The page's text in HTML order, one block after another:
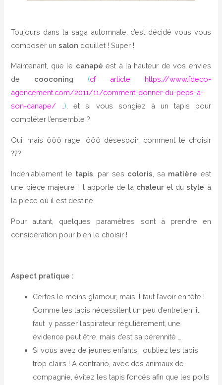
Toujours dans la saga automnale, c’est décidé vous vous
composer unsalon douillet ! Super !
Maintenant, que le canapé est à la hauteur de vos envies
de cooconing (cf article https://www.fdeco-
agencement.com/2011/11/comment-donner-du-peps-a-
son-canape/ ..) , et si vous songiez à un tapis pour
compléter l’ensemble ?
Oui, mais ôôô rage, ôôô désespoir, comment le choisir
???
Indéniablement le tapis, par ses coloris, sa matière est
une pièce majeure ! il apporte de la chaleur et dustyle à
la pièce où il est destiné.
Pour autant, quelques paramètres sont à prendre en
considération pour bien le choisir !
Aspect pratique :
Certes le moins glamour, mais il faut l’avoir en tête !
Comme les tapis nécessitent un peu d’entretien, il
faut y passer l’aspirateur régulièrement, une
évidence peut être, mais c’est sa pérennité ….
Si vous avez de jeunes enfants, oubliez les tapis
trop clairs ! A contrario, avec des animaux de
compagnie, évitez les tapis foncés afin que les poils